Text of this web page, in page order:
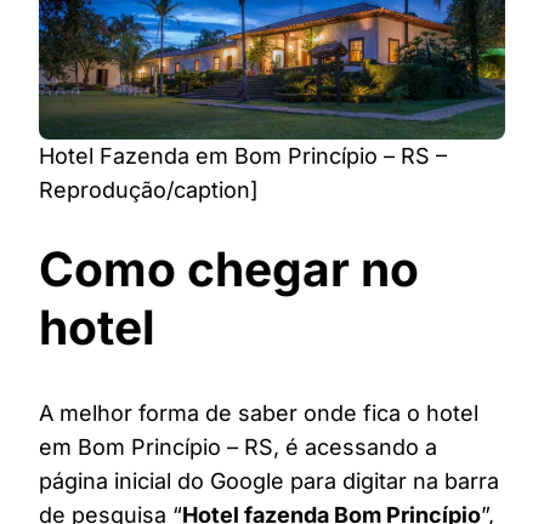
Hotel Fazenda em Bom Princípio – RS –
Reprodução/caption]
Como chegar no
hotel
A melhor forma de saber onde fica o hotel
em Bom Princípio – RS, é acessando a
página inicial do Google para digitar na barra
de pesquisa “Hotel fazenda Bom Princípio”,